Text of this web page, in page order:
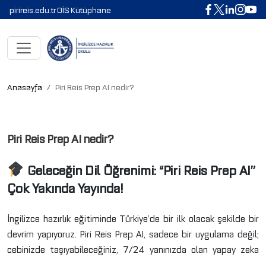
pirireis.edu.trOİSKütüphane
Anasayfa Piri Reis Prep AI nedir?
Piri Reis Prep AI nedir?
Geleceğin Dil Öğrenimi: “Piri Reis Prep AI”
Çok Yakında Yayında!
İngilizce hazırlık eğitiminde Türkiye’de bir ilk olacak şekilde bir
devrim yapıyoruz. Piri Reis Prep AI, sadece bir uygulama değil;
cebinizde taşıyabileceğiniz, 7/24 yanınızda olan yapay zeka